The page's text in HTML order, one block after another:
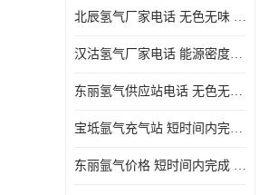
北辰氢气厂家电话 无色无味 凝点为-259
汉沽氢气厂家电话 能源密度高 储存和传输便利
东丽氢气供应站电话 无色无味 储存和传输便利
宝坻氩气充气站 短时间内完成 人员经过培训
东丽氩气价格 短时间内完成 物流管理优良